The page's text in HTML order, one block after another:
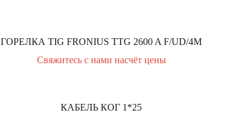
ГОРЕЛКА TIG FRONIUS TTG 2600 A F/UD/4M
Свяжитесь с нами насчёт цены
КАБЕЛЬ КОГ 1*25